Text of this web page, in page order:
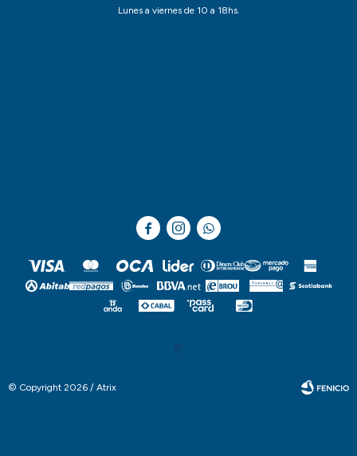
Lunes a viernes de 10 a 18hs.
  
© Copyright 2026 / Atrix